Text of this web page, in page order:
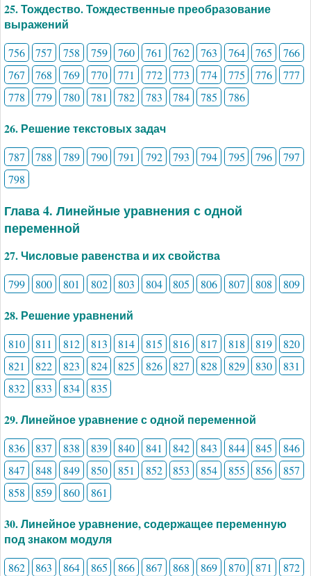
25. Тождество. Тождественные преобразование
выражений
756 757 758 759 760 761 762 763 764 765
766
767
768 769 770 771 772 773 774 775 776
777
778
779 780 781 782 783 784 785 786
26. Решение текстовых задач
787 788 789 790 791 792 793 794 795 796
797
798
Глава 4. Линейные уравнения с одной
переменной
27. Числовые равенства и их свойства
799 800 801 802 803 804 805 806 807 808 809
28. Решение уравнений
810 811 812 813 814 815 816 817 818 819
820
821
822 823 824 825 826 827 828 829 830
831
832
833 834 835
29. Линейное уравнение с одной переменной
836 837 838 839 840 841 842 843 844 845
846
847
848 849 850 851 852 853 854 855 856
857
858
859 860 861
30. Линейное уравнение, содержащее переменную
под знаком модуля
862 863 864 865 866 867 868 869 870 871
872